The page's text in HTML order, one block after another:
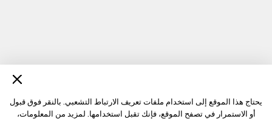
يحتاج هذا الموقع إلى استخدام ملفات تعريف الارتباط التشعبي. بالنقر فوق قبول
أو الاستمرار في تصفح الموقع، فإنك تقبل استخدامها. لمزيد من المعلومات،